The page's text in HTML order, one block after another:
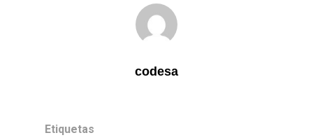
codesa
Etiquetas